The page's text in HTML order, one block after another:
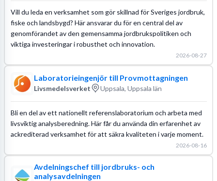
Vill du leda en verksamhet som gör skillnad för Sveriges jordbruk,
fiske och landsbygd? Här ansvarar du för en central del av
genomförandet av den gemensamma jordbrukspolitiken och
viktiga investeringar i robusthet och innovation.
2026-08-27
Laboratorieingenjör till Provmottagningen
Livsmedelsverket Uppsala, Uppsala län
Bli en del av ett nationellt referenslaboratorium och arbeta med
livsviktig analysberedning. Här får du använda din erfarenhet av
ackrediterad verksamhet för att säkra kvaliteten i varje moment.
2026-08-16
Avdelningschef till jordbruks- och
analysavdelningen